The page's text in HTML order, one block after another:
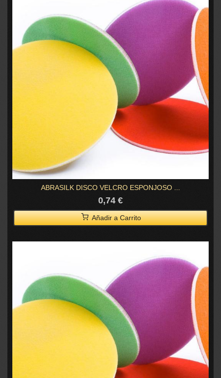
ABRASILK DISCO VELCRO ESPONJOSO ...
0,74 €
Añadir a Carrito